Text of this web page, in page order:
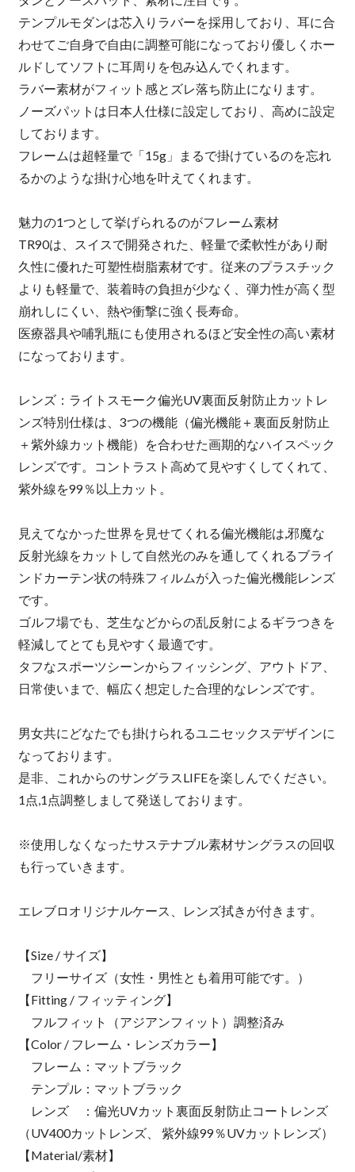
テンプルモダンは芯入りラバーを採用しており、耳に合
わせてご自身で自由に調整可能になっており優しくホー
ルドしてソフトに耳周りを包み込んでくれます。
ラバー素材がフィット感とズレ落ち防止になります。
ノーズパットは日本人仕様に設定しており、高めに設定
しております。
フレームは超軽量で「15g」まるで掛けているのを忘れ
るかのような掛け心地を叶えてくれます。
魅力の1つとして挙げられるのがフレーム素材
TR90は、スイスで開発された、軽量で柔軟性があり耐
久性に優れた可塑性樹脂素材です。従来のプラスチック
よりも軽量で、装着時の負担が少なく、弾力性が高く型
崩れしにくい、熱や衝撃に強く長寿命。
医療器具や哺乳瓶にも使用されるほど安全性の高い素材
になっております。
レンズ：ライトスモーク偏光UV裏面反射防止カットレ
ンズ特別仕様は、3つの機能（偏光機能＋裏面反射防止
＋紫外線カット機能）を合わせた画期的なハイスペック
レンズです。コントラスト高めて見やすくしてくれて、
紫外線を99％以上カット。
見えてなかった世界を見せてくれる偏光機能は,邪魔な
反射光線をカットして自然光のみを通してくれるブライ
ンドカーテン状の特殊フィルムが入った偏光機能レンズ
です。
ゴルフ場でも、芝生などからの乱反射によるギラつきを
軽減してとても見やすく最適です。
タフなスポーツシーンからフィッシング、アウトドア、
日常使いまで、幅広く想定した合理的なレンズです。
男女共にどなたでも掛けられるユニセックスデザインに
なっております。
是非、これからのサングラスLIFEを楽しんでください。
1点,1点調整しまして発送しております。
※使用しなくなったサステナブル素材サングラスの回収
も行っていきます。
エレブロオリジナルケース、レンズ拭きが付きます。
【Size / サイズ】
フリーサイズ（女性・男性とも着用可能です。）
【Fitting / フィッティング】
フルフィット（アジアンフィット）調整済み
【Color / フレーム・レンズカラー】
フレーム：マットブラック
テンプル：マットブラック
レンズ ：偏光UVカット裏面反射防止コートレンズ
（UV400カットレンズ、 紫外線99％UVカットレンズ）
【Material/素材】